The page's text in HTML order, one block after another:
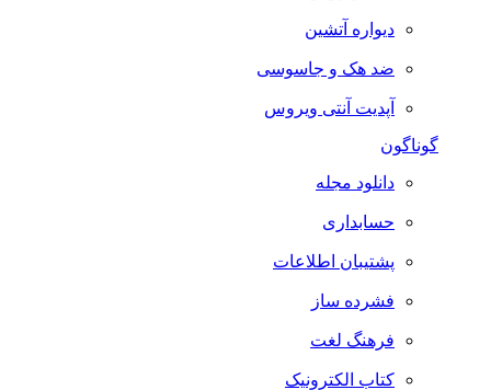
دیواره آتشین
ضد هک و جاسوسی
آپدیت آنتی ویروس
گوناگون
دانلود مجله
حسابداری
پشتیبان اطلاعات
فشرده ساز
فرهنگ لغت
کتاب الکترونیک